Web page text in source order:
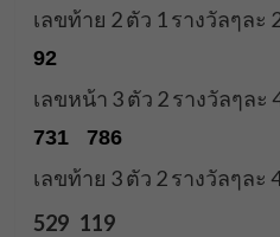
เลขท้าย 2 ตัว 1 รางวัลๆละ
92
เลขหน้า 3 ตัว 2 รางวัลๆละ
731 786
เลขท้าย 3 ตัว 2 รางวัลๆละ
529 119